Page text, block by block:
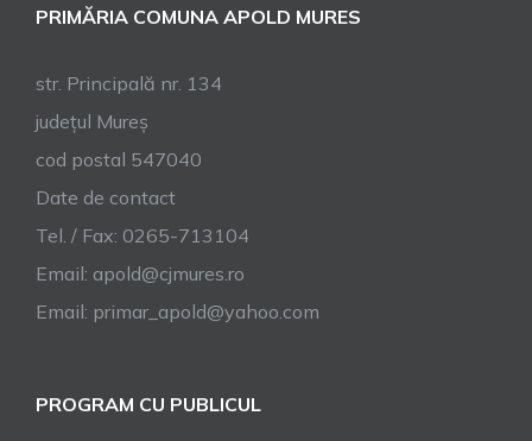
PRIMĂRIA COMUNA APOLD MURES
str. Principală nr. 134
județul Mureș
cod postal 547040
Date de contact
Tel. / Fax: 0265-713104
Email: apold@cjmures.ro
Email: primar_apold@yahoo.com
PROGRAM CU PUBLICUL